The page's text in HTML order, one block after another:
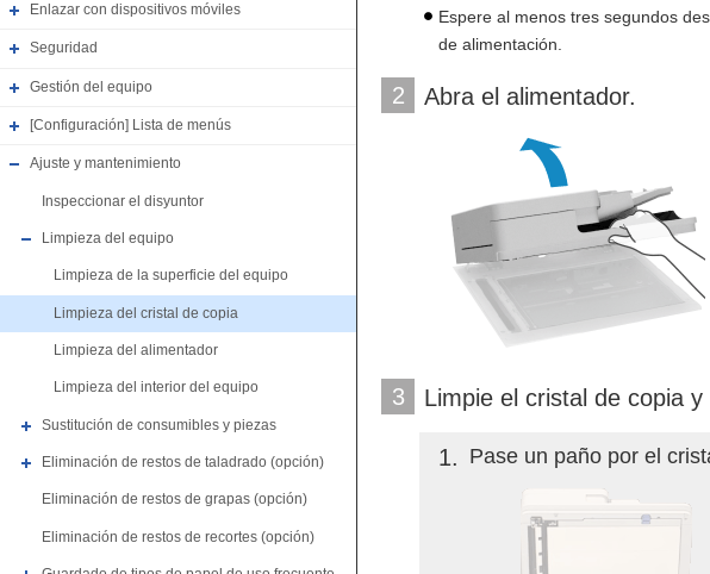
Enlazar con dispositivos móviles
Seguridad
Gestión del equipo
[Configuración] Lista de menús
Ajuste y mantenimiento
Inspeccionar el disyuntor
Limpieza del equipo
Limpieza de la superficie del equipo
Limpieza del cristal de copia
Limpieza del alimentador
Limpieza del interior del equipo
Sustitución de consumibles y piezas
Eliminación de restos de taladrado (opción)
Eliminación de restos de grapas (opción)
Eliminación de restos de recortes (opción)
Espere al menos tres segundos
de alimentación.
2 Abra el alimentador.
3 Limpie el cristal de copia
1 Pase un paño por el